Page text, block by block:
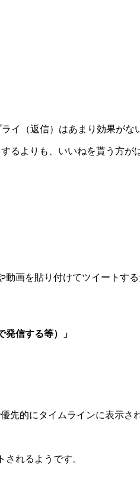
イ（返信）はあまり効果がな
よりも、いいねを貰う方が
画を貼り付けてツイートす
信する等）」
先的にタイムラインに表示さ
れるようです。